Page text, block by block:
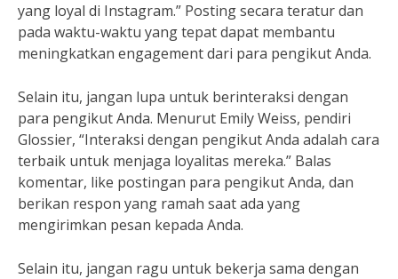
yang loyal di Instagram.” Posting secara teratur dan
pada waktu-waktu yang tepat dapat membantu
meningkatkan engagement dari para pengikut Anda.
Selain itu, jangan lupa untuk berinteraksi dengan
para pengikut Anda. Menurut Emily Weiss, pendiri
Glossier, “Interaksi dengan pengikut Anda adalah cara
terbaik untuk menjaga loyalitas mereka.” Balas
komentar, like postingan para pengikut Anda, dan
berikan respon yang ramah saat ada yang
mengirimkan pesan kepada Anda.
Selain itu, jangan ragu untuk bekerja sama dengan